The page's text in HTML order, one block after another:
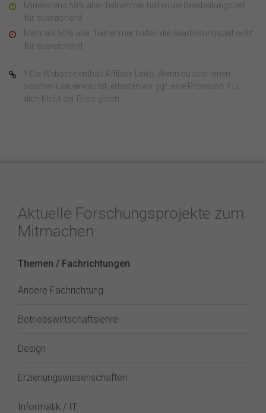
Mindestens 50% aller Teilnehmer halten die Bearbeitungszeit
für ausreichend
Mehr als 50% aller Teilnehmer halten die Bearbeitungszeit nicht
für ausreichend
* Die Webseite enthält Affiliate-Links. Wenn du über einen
solchen Link einkaufst, erhalten wir ggf. eine Provision. Für
dich bleibt der Preis gleich.
Aktuelle Forschungsprojekte zum
Mitmachen
Themen / Fachrichtungen
Andere Fachrichtung
Betriebswirtschaftslehre
Design
Erziehungswissenschaften
Informatik / IT